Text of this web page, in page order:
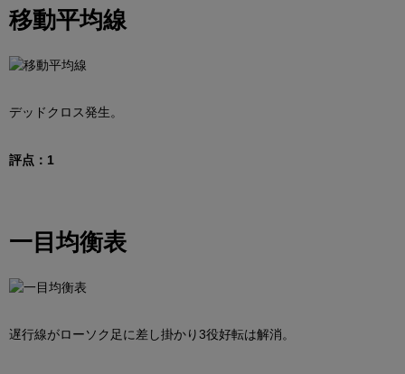
移動平均線
デッドクロス発生。
評点：1
一目均衡表
遅行線がローソク足に差し掛かり3役好転は解消。